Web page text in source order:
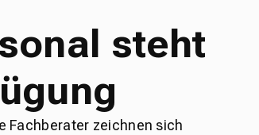
steht
Fachberater zeichnen sich